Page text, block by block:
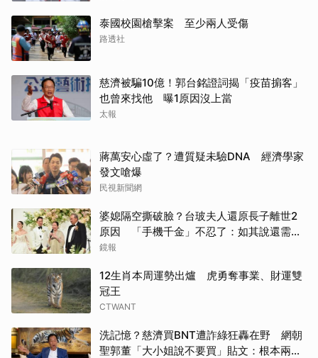
泰國校園槍擊案 至少兩人受傷
路透社
慈濟被騙10億！郭台銘證詞揭「疫苗掮客」
也曾來找他 曝1原因沒上當
太報
蔣萬安心虛了？遭質疑未驗DNA 經濟學家
發文嗆爆
民視新聞網
婆媳隔空撕破臉？台玻夫人還原長子離世2
原因 「手機千金」不忍了：如其說還需要
離開嗎？
鏡報
12生肖本周運勢出爐 虎勇奪事業、財運雙
冠王
CTWANT
洗記憶？慈濟買BNT遭詐綠狂轟在野 網朝
聖郭董「大小姐說不要買」貼文：根本兩碼
取消